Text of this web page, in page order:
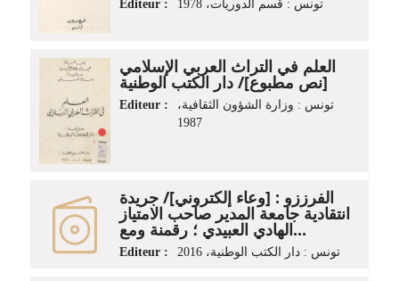
Editeur : تونس : قسم الدوريات، 1978
العلم في التراث العربي الإسلامي
[نص مطبوع]/ دار الكتب الوطنية
Editeur :
تونس : وزارة الشؤون الثقافية،
1987
الفرززو‏ : ‏[وعاء إلكتروني]/ جريدة
انتقادية جامعة المدير صاحب الامتياز
الهادي العبيدي‏ ؛ ‏رقمنة ومع...
Editeur : تونس : دار الكتب الوطنية، 2016